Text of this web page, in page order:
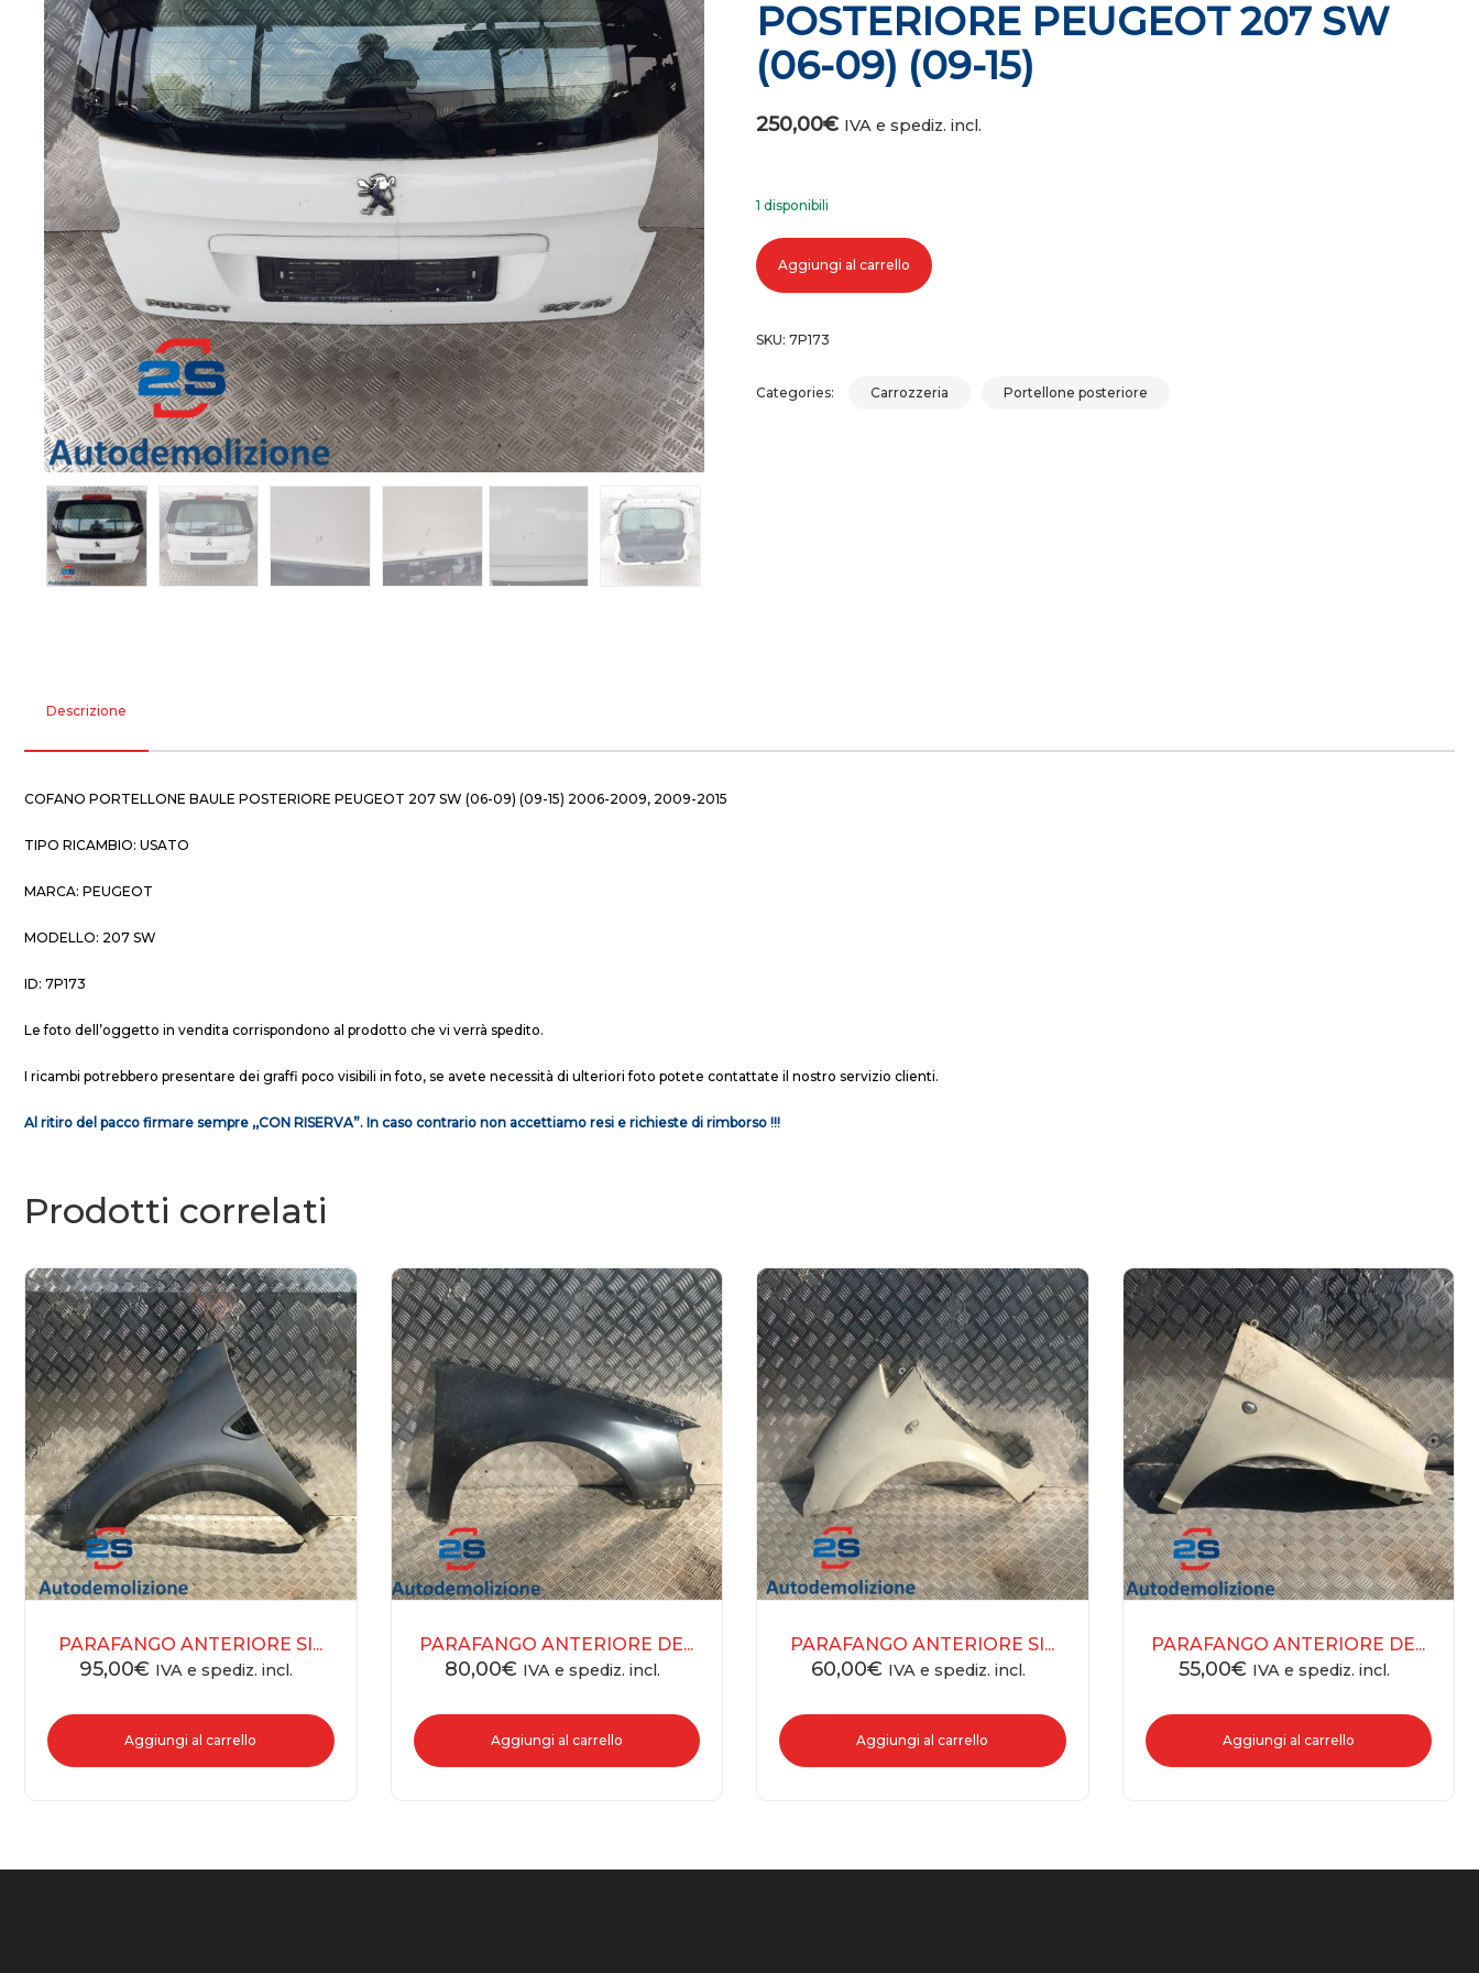
POSTERIORE PEUGEOT 207 SW
(06-09) (09-15)
250,00€ IVA e spediz. incl.
1 disponibili
COFANO PORTELLONE BAULE POSTERIORE PEUGEOT 207 SW (06-09) (09-15) quantità
Aggiungi al carrello
SKU: 7P173
Categories: Carrozzeria Portellone posteriore
Descrizione
COFANO PORTELLONE BAULE POSTERIORE PEUGEOT 207 SW (06-09) (09-15) 2006-2009, 2009-2015
TIPO RICAMBIO: USATO
MARCA: PEUGEOT
MODELLO: 207 SW
ID: 7P173
Le foto dell’oggetto in vendita corrispondono al prodotto che vi verrà spedito.
I ricambi potrebbero presentare dei graffi poco visibili in foto, se avete necessità di ulteriori foto potete contattate il nostro servizio clienti.
Al ritiro del pacco firmare sempre ,,CON RISERVA”. In caso contrario non accettiamo resi e richieste di rimborso !!!
Prodotti correlati
PARAFANGO ANTERIORE SI...
95,00€ IVA e spediz. incl.
Aggiungi al carrello
PARAFANGO ANTERIORE DE...
80,00€ IVA e spediz. incl.
Aggiungi al carrello
PARAFANGO ANTERIORE SI...
60,00€ IVA e spediz. incl.
Aggiungi al carrello
PARAFANGO ANTERIORE DE...
55,00€ IVA e spediz. incl.
Aggiungi al carrello